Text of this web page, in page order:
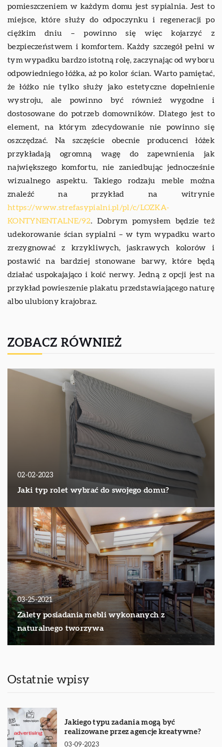
pomieszczeniem w każdym domu jest sypialnia. Jest to
miejsce, które służy do odpoczynku i regeneracji po
ciężkim dniu – powinno się więc kojarzyć z
bezpieczeństwem i komfortem. Każdy szczegół pełni w
tym wypadku bardzo istotną rolę, zaczynając od wyboru
odpowiedniego łóżka, aż po kolor ścian. Warto pamiętać,
że łóżko nie tylko służy jako estetyczne dopełnienie
wystroju, ale powinno być również wygodne i
dostosowane do potrzeb domowników. Dlatego jest to
element, na którym zdecydowanie nie powinno się
oszczędzać. Na szczęście obecnie producenci łóżek
przykładają ogromną wagę do zapewnienia jak
największego komfortu, nie zaniedbując jednocześnie
wizualnego aspektu. Takiego rodzaju meble można
znaleźć na przykład na witrynie
https://www.strefasypialni.pl/pl/c/LOZKA-
KONTYNENTALNE/92. Dobrym pomysłem będzie też
udekorowanie ścian sypialni – w tym wypadku warto
zrezygnować z krzykliwych, jaskrawych kolorów i
postawić na bardziej stonowane barwy, które będą
działać uspokajająco i koić nerwy. Jedną z opcji jest na
przykład powieszenie plakatu przedstawiającego naturę
albo ulubiony krajobraz.
ZOBACZ RÓWNIEŻ
02-02-2023
Jaki typ rolet wybrać do swojego domu?
03-25-2021
Zalety posiadania mebli wykonanych z
naturalnego tworzywa
Ostatnie wpisy
Jakiego typu zadania mogą być
realizowane przez agencje kreatywne?
03-09-2023